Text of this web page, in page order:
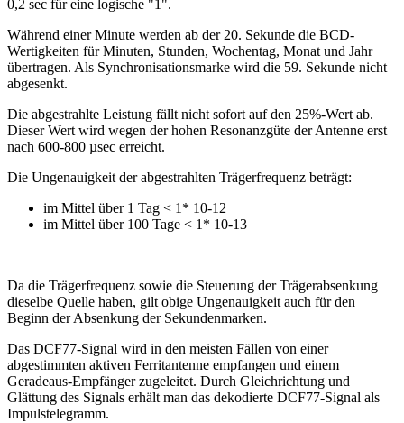
0,2 sec für eine logische "1".
Während einer Minute werden ab der 20. Sekunde die BCD-
Wertigkeiten für Minuten, Stunden, Wochentag, Monat und Jahr
übertragen. Als Synchronisationsmarke wird die 59. Sekunde nicht
abgesenkt.
Die abgestrahlte Leistung fällt nicht sofort auf den 25%-Wert ab.
Dieser Wert wird wegen der hohen Resonanzgüte der Antenne erst
nach 600-800 µsec erreicht.
Die Ungenauigkeit der abgestrahlten Trägerfrequenz beträgt:
im Mittel über 1 Tag < 1* 10-12
im Mittel über 100 Tage < 1* 10-13
Da die Trägerfrequenz sowie die Steuerung der Trägerabsenkung
dieselbe Quelle haben, gilt obige Ungenauigkeit auch für den
Beginn der Absenkung der Sekundenmarken.
Das DCF77-Signal wird in den meisten Fällen von einer
abgestimmten aktiven Ferritantenne empfangen und einem
Geradeaus-Empfänger zugeleitet. Durch Gleichrichtung und
Glättung des Signals erhält man das dekodierte DCF77-Signal als
Impulstelegramm.